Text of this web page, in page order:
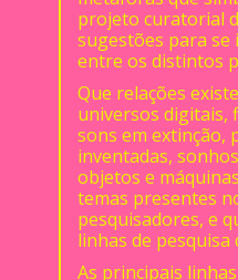
projeto curatorial
sugestões para se
entre os distintos
Que relações
universos digitais,
sons em extinção,
inventadas,
objetos e
temas presentes
pesquisadores, e
linhas de pesquisa
As principais